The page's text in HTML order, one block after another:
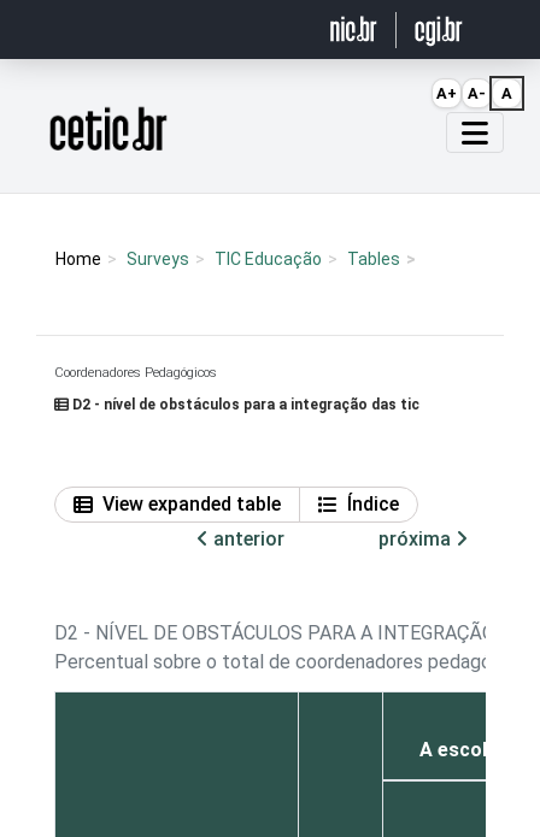
Página inicial
Home Surveys TIC Educação Tables
Coordenadores Pedagógicos
D2 - nível de obstáculos para a integração das tic
View expanded table
Índice
anterior
próxima
D2 - NÍVEL DE OBSTÁCULOS PARA A INTEGRAÇÃO
Percentual sobre o total de coordenadores
A escola em
A+ A- A